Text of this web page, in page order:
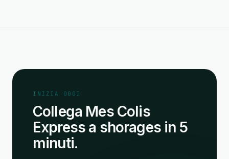
INIZIA OGGI
Collega Mes Colis
Express a shorages in 5
minuti.